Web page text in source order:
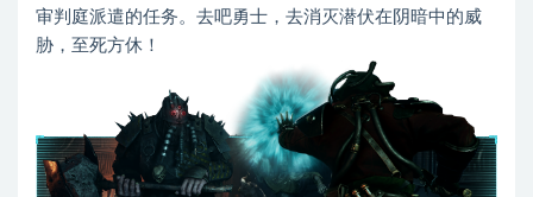
审判庭派遣的任务。去吧勇士，去消灭潜伏在阴暗中的威
胁，至死方休！